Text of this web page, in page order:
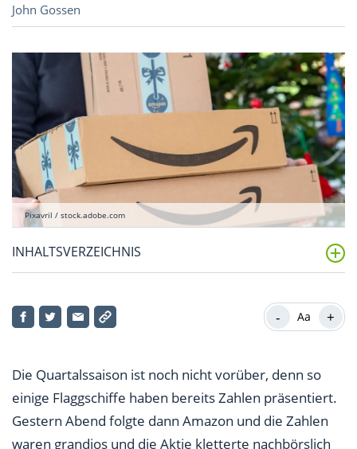
John Gossen
Pixavril / stock.adobe.com
INHALTSVERZEICHNIS
- Aa +
Die Quartalssaison ist noch nicht vorüber, denn so
einige Flaggschiffe haben bereits Zahlen präsentiert.
Gestern Abend folgte dann Amazon und die Zahlen
waren grandios und die Aktie kletterte nachbörslich